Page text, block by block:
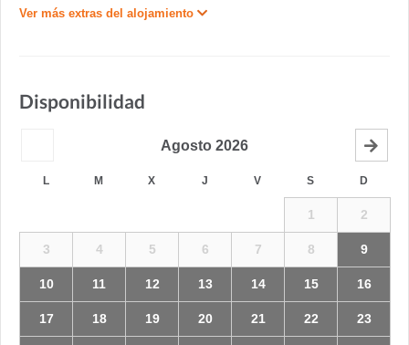
Ver más extras del alojamiento
Disponibilidad
Agosto 2026
L M X J V S D
1 2
3 4 5 6 7 8 9
10 11 12 13 14 15 16
17 18 19 20 21 22 23